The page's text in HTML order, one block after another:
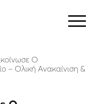
Ο
– Oλική Ανακαίνιση &